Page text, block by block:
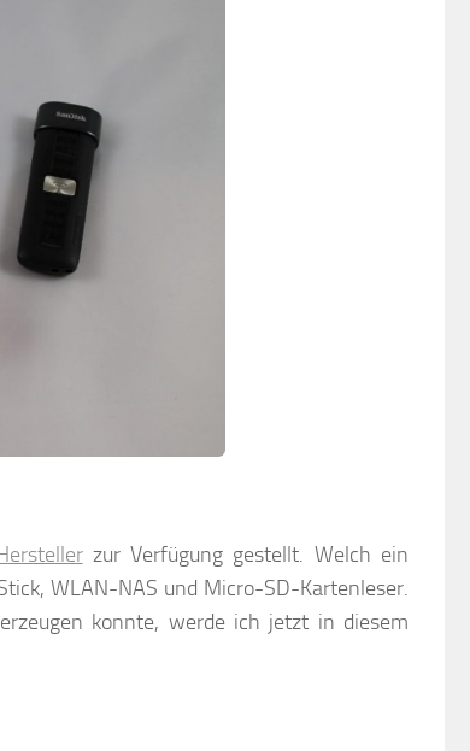
zur Verfügung gestellt. Welch ein
WLAN-NAS und Micro-SD-Kartenleser.
konnte, werde ich jetzt in diesem